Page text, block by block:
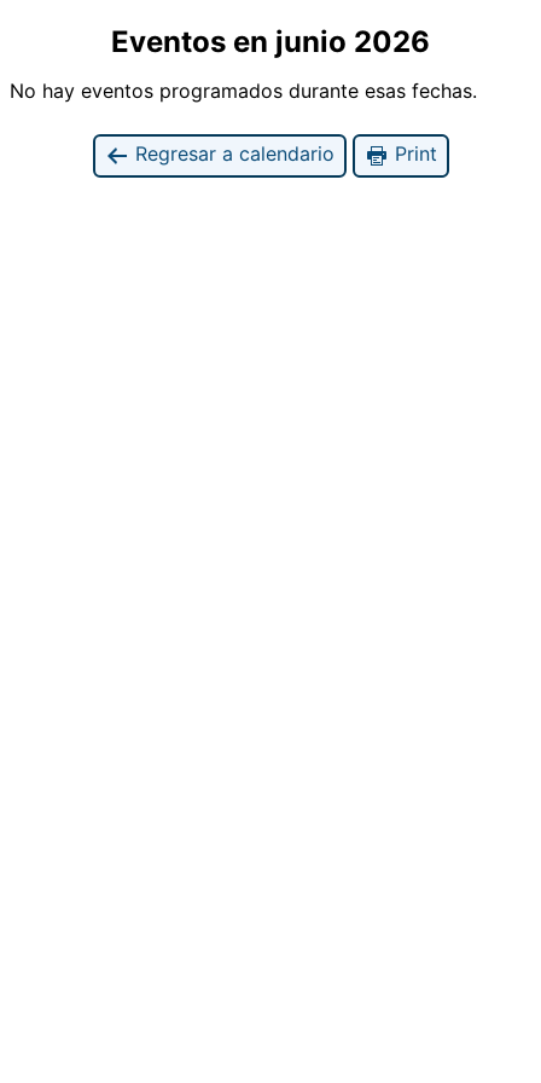
Eventos en junio 2026
No hay eventos programados durante esas fechas.
Regresar a calendario Print